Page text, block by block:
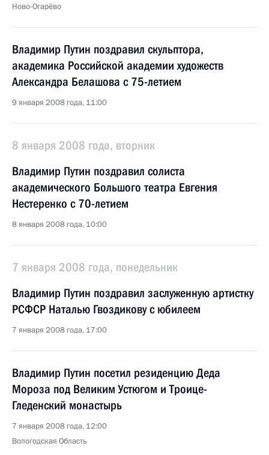
Ново-Огарёво
Владимир Путин поздравил скульптора,
академика Российской академии художеств
Александра Белашова с 75-летием
9 января 2008 года, 11:00
8 января 2008 года, вторник
Владимир Путин поздравил солиста
академического Большого театра Евгения
Нестеренко с 70-летием
8 января 2008 года, 10:00
7 января 2008 года, понедельник
Владимир Путин поздравил заслуженную артистку
РСФСР Наталью Гвоздикову с юбилеем
7 января 2008 года, 17:00
Владимир Путин посетил резиденцию Деда
Мороза под Великим Устюгом и Троице-
Гледенский монастырь
7 января 2008 года, 12:00
Вологодская Область